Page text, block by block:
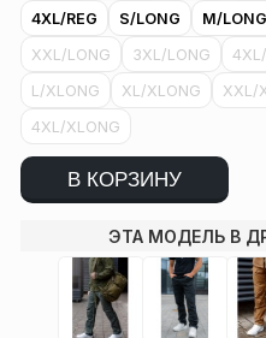
4XL/REG
S/LONG M/LONG
XXL/LONG
3XL/LONG
L/XLONG
XL/XLONG XXL/
4XL/XLONG
В КОРЗИНУ
ЭТА МОДЕЛЬ В